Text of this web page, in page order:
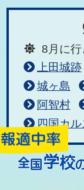
8月に行
上田城跡
城ヶ島
阿智村
四国カル